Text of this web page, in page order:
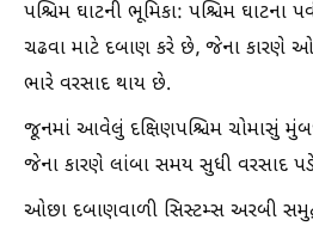
પશ્ચિમ ઘાટની ભૂમિકા: પશ્ચિમ ઘાટના
ચઢવા માટે દબાણ કરે છે, જેના કારણે
ભારે વરસાદ થાય છે.
જૂનમાં આવેલું દક્ષિણપશ્ચિમ ચોમાસું
જેના કારણે લાંબા સમય સુધી વરસાદ
ઓછા દબાણવાળી સિસ્ટમ્સ અરબી